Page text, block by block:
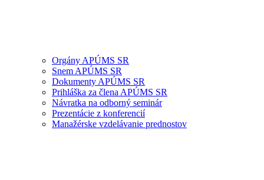
Orgány APÚMS SR
Snem APÚMS SR
Dokumenty APÚMS SR
Prihláška za člena APÚMS SR
Návratka na odborný seminár
Prezentácie z konferencií
Manažérske vzdelávanie prednostov